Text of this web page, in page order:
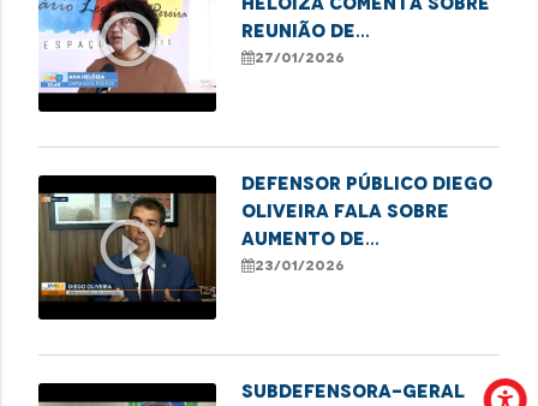
play_circle_outline
reunião de
representantes da
Imperatriz
27/01/2026
play_circle_outline
Defensor Público Diego
Oliveira fala sobre
aumento de
inadimplência que
23/01/2026
Subdefensora-Geral